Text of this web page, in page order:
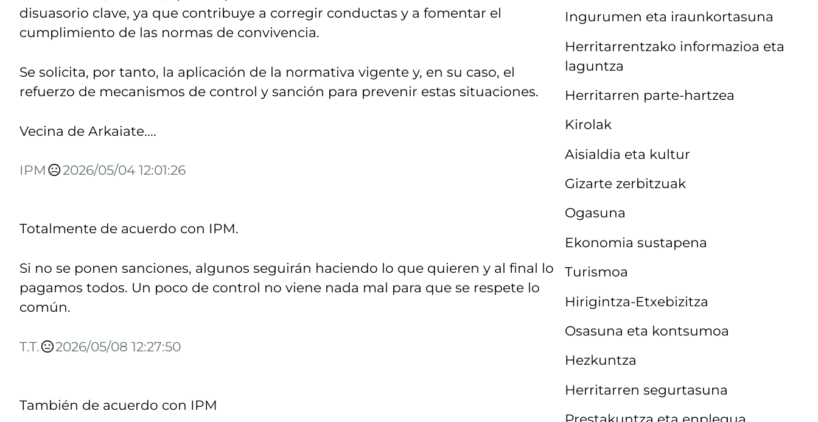
disuasorio clave, ya que contribuye a corregir conductas y a fomentar el
cumplimiento de las normas de convivencia.
Se solicita, por tanto, la aplicación de la normativa vigente y, en su caso, el
refuerzo de mecanismos de control y sanción para prevenir estas situaciones.
Vecina de Arkaiate....
IPM 2026/05/04 12:01:26
Totalmente de acuerdo con IPM.
Si no se ponen sanciones, algunos seguirán haciendo lo que quieren y al final lo
pagamos todos. Un poco de control no viene nada mal para que se respete lo
común.
T.T. 2026/05/08 12:27:50
También de acuerdo con IPM
Ingurumen eta iraunkortasuna
Herritarrentzako informazioa eta
laguntza
Herritarren parte-hartzea
Kirolak
Aisialdia eta kultur
Gizarte zerbitzuak
Ogasuna
Ekonomia sustapena
Turismoa
Hirigintza-Etxebizitza
Osasuna eta kontsumoa
Hezkuntza
Herritarren segurtasuna